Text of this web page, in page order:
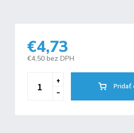
€4,73
€4,50 bez DPH
Pridať